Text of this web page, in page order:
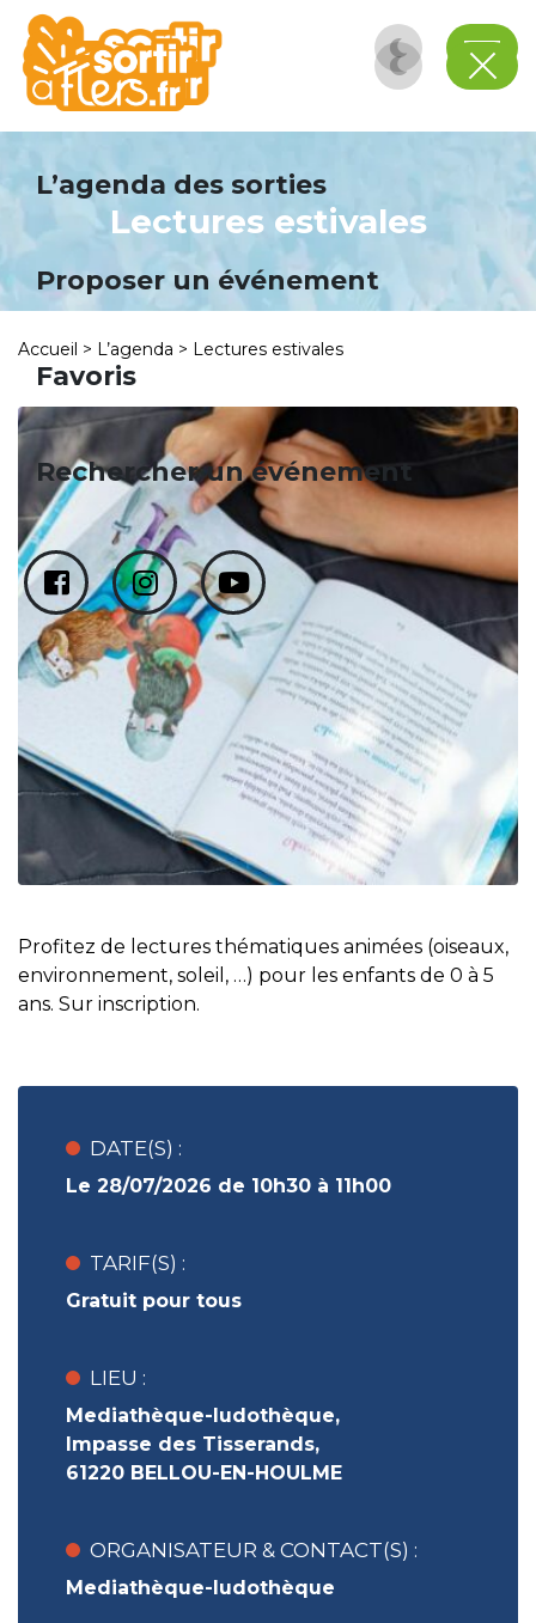
L’agenda des sorties
Proposer un événement
Favoris
Rechercher un événement
Lectures estivales
Accueil > L’agenda > Lectures estivales
Profitez de lectures thématiques animées (oiseaux,
environnement, soleil, …) pour les enfants de 0 à 5
ans. Sur inscription.
DATE(S) :
Le 28/07/2026 de 10h30 à 11h00
TARIF(S) :
Gratuit pour tous
LIEU :
Mediathèque-ludothèque,
Impasse des Tisserands,
61220 BELLOU-EN-HOULME
ORGANISATEUR & CONTACT(S) :
Mediathèque-ludothèque
Panneau de gestion des cookies